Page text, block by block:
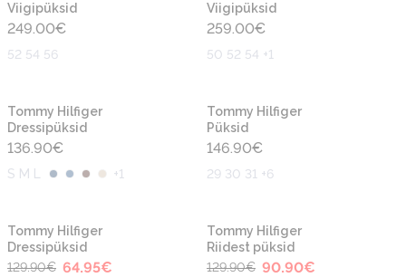
Viigipüksid
249.00€
52 54 56
Viigipüksid
259.00€
50 52 54 +1
Tommy Hilfiger
Dressipüksid
136.90€
S M L +1
Tommy Hilfiger
Püksid
146.90€
29 30 31 +6
-50%
Tommy Hilfiger
Dressipüksid
129.90€ 64.95€
-30%
Tommy Hilfiger
Riidest püksid
129.90€ 90.90€